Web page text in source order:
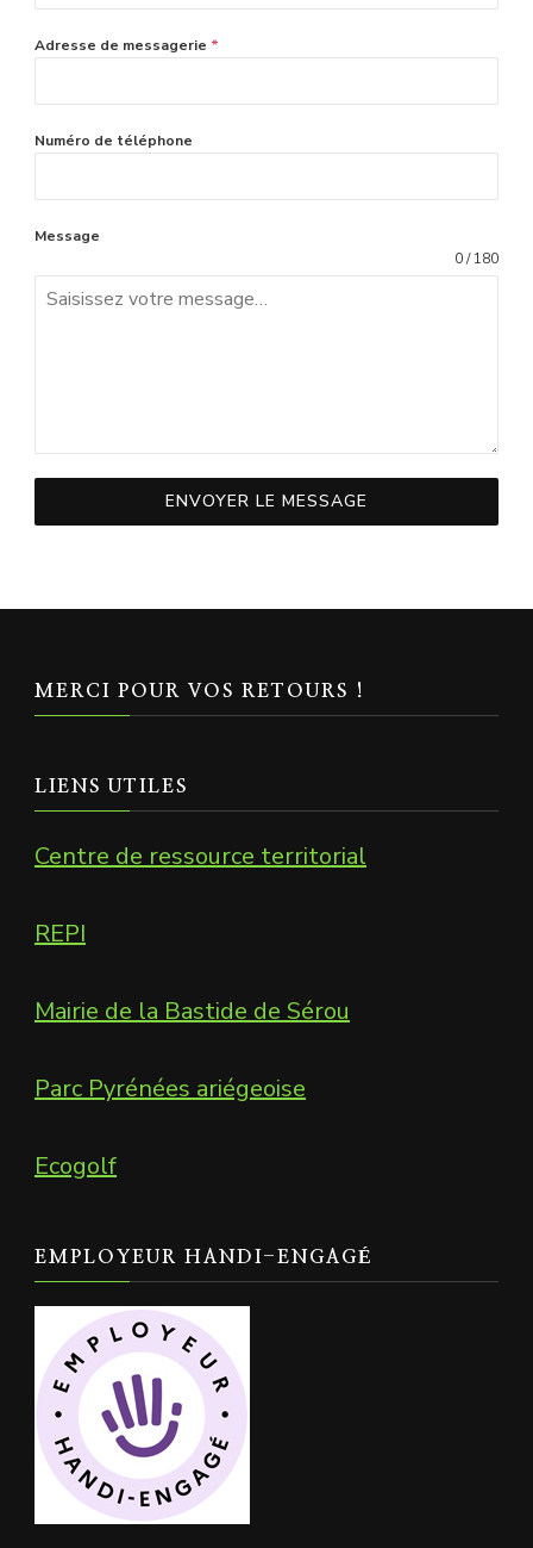
Adresse de messagerie *
Numéro de téléphone
Message
0 / 180
ENVOYER LE MESSAGE
MERCI POUR VOS RETOURS !
LIENS UTILES
Centre de ressource territorial
REPI
Mairie de la Bastide de Sérou
Parc Pyrénées ariégeoise
Ecogolf
EMPLOYEUR HANDI-ENGAGÉ